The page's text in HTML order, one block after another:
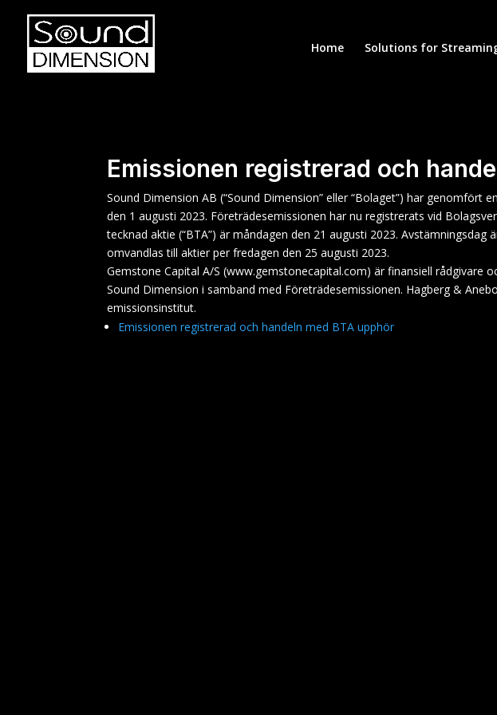
Home Solutions for
Emissionen registrerad och
Sound Dimension AB (“Sound Dimension” eller “Bolaget”) har genomfört
den 1 augusti 2023. Företrädesemissionen har nu registrerats vid
tecknad aktie (“BTA”) är måndagen den 21 augusti 2023.
omvandlas till aktier per fredagen den 25 augusti 2023.
Gemstone Capital A/S (www.gemstonecapital.com) är finansiell rådgivare
Sound Dimension i samband med Företrädesemissionen. Hagberg &
emissionsinstitut.
Emissionen registrerad och handeln med BTA upphör